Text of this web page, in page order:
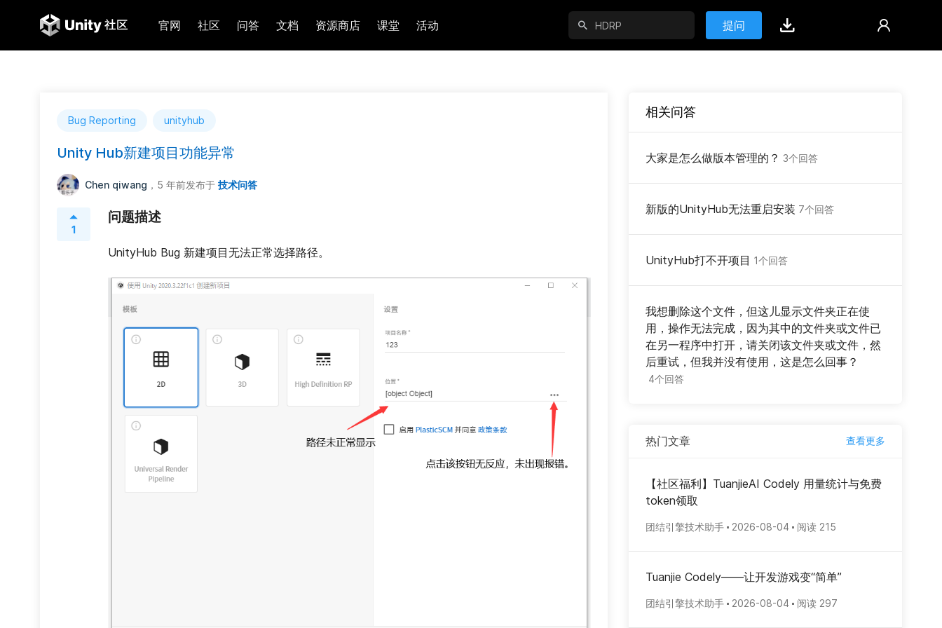
官网 社区 问答 文档 资源商店 课堂 活动 提问
Bug Reporting unityhub
Unity Hub新建项目功能异常
Chen qiwang ，5 年前发布于 技术问答
1
问题描述
UnityHub Bug 新建项目无法正常选择路径。
相关问答
大家是怎么做版本管理的？ 3个回答
新版的UnityHub无法重启安装 7个回答
UnityHub打不开项目 1个回答
我想删除这个文件，但这儿显示文件夹正在使
用，操作无法完成，因为其中的文件夹或文件已
在另一程序中打开，请关闭该文件夹或文件，然
后重试，但我并没有使用，这是怎么回事？
4个回答
热门文章 查看更多
【社区福利】TuanjieAI Codely 用量统计与免费
token领取
团结引擎技术助手 2026-08-04 阅读 215
Tuanjie Codely——让开发游戏变“简单”
团结引擎技术助手 2026-08-04 阅读 297